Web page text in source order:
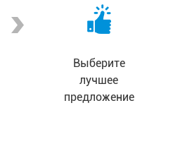
Выберите
лучшее
предложение